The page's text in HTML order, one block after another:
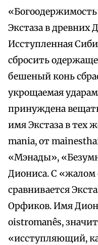
Экстаза в древних
Исступленная
сбросить
бешеный конь
укрощаемая
принуждена
имя Экстаза в тех
mania, от
«Мэнады»,
Диониса. С «жалом
сравнивается
Орфиков. Имя
oistromanês,
«исступляющий,